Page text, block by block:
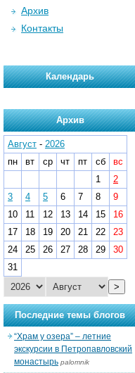
Архив
Контакты
Календарь
Архив
Август - 2026
пн
вт ср чт пт сб
вс
1
2
3
4 5 6 7 8
9
10
11 12 13 14 15
16
17
18 19 20 21 22
23
24
25 26 27 28 29
30
31
>
Последние темы блогов
“Храм у озера” – летние
экскурсии в Петропавловский
монастырь palomnik